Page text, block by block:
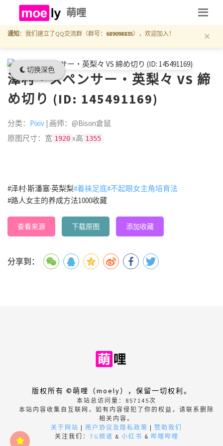
切换深色
萌哩
通知 ：我们建立了QQ交流群（群号： 689098835），欢迎加入！ ×
澤村・スペンサー・英梨々 VS 締
め切り (ID: 145491169)
分类： Pixiv | 画师：@Bison倉鼠
原图尺寸：宽 1920 x高 1355
#泽村·斯潘塞·英梨梨#着袜足底#不起眼女主角培育法
#路人女主的养成方法1000收藏
查看来源 下载原图 添加收藏
分享到：
版权所有 ©萌哩（moely），保留一切权利。
本站总访问量： 857145次
本站内容收集自互联网，如有内容侵犯了你的权益，请联系删除
相关内容。
关于网站 | 用户协议及隐私政策 | 赞助我们
关注我们： TG频道 & 小红书 & 哔哩哔哩